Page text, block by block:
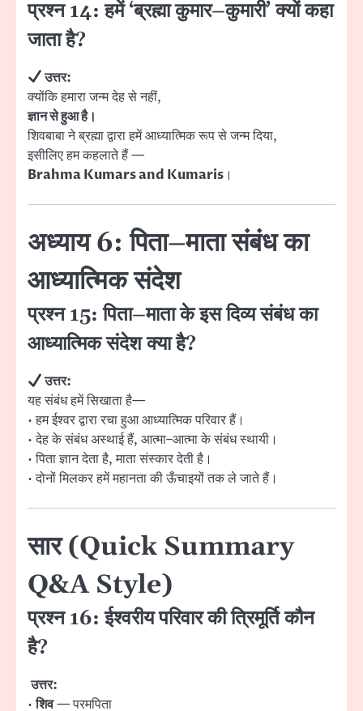
प्रश्न 14: हमें ‘ब्रह्मा कुमार–कुमारी’ क्यों कहा
जाता है?
उत्तर:
क्योंकि हमारा जन्म देह से नहीं,
ज्ञान से हुआ है।
शिवबाबा ने ब्रह्मा द्वारा हमें आध्यात्मिक रूप से जन्म दिया,
इसीलिए हम कहलाते हैं —
Brahma Kumars and Kumaris ।
अध्याय 6: पिता–माता संबंध का
आध्यात्मिक संदेश
प्रश्न 15: पिता–माता के इस दिव्य संबंध का
आध्यात्मिक संदेश क्या है?
उत्तर:
यह संबंध हमें सिखाता है—
• हम ईश्वर द्वारा रचा हुआ आध्यात्मिक परिवार हैं।
• देह के संबंध अस्थाई हैं, आत्मा–आत्मा के संबंध स्थायी।
• पिता ज्ञान देता है, माता संस्कार देती है।
• दोनों मिलकर हमें महानता की ऊँचाइयों तक ले जाते हैं।
सार (Quick Summary
Q&A Style)
प्रश्न 16: ईश्वरीय परिवार की त्रिमूर्ति कौन
है?
उत्तर:
•शिव— परमपिता